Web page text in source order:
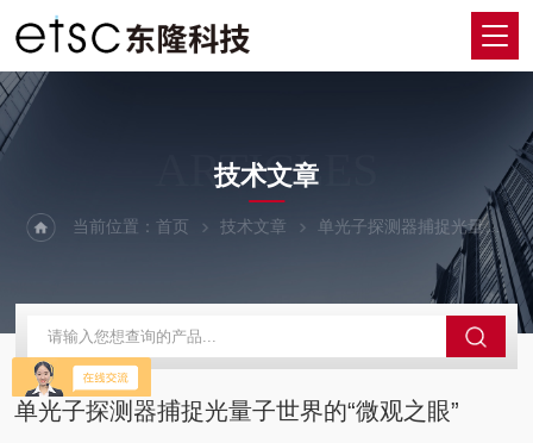
ARTICLES
技术文章
当前位置：首页 技术文章 单光子探测器捕捉光量子世界的“微观之眼”
单光子探测器捕捉光量子世界的“微观之眼”